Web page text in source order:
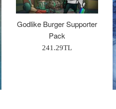
Godlike Burger Supporter
Pack
Normal
241.29TL